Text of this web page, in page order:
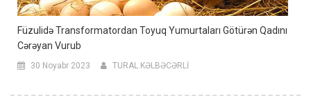
Füzulidə Transformatordan Toyuq Yumurtaları Götürən Qadını
Cərəyan Vurub
30 Noyabr 2023 TURAL KƏLBƏCƏRLİ